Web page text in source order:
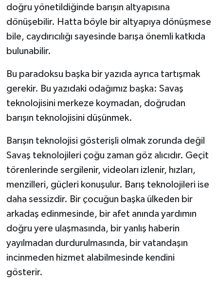
doğru yönetildiğinde barışın altyapısına
dönüşebilir. Hatta böyle bir altyapıya dönüşmese
bile, caydırıcılığı sayesinde barışa önemli katkıda
bulunabilir.
Bu paradoksu başka bir yazıda ayrıca tartışmak
gerekir. Bu yazıdaki odağımız başka: Savaş
teknolojisini merkeze koymadan, doğrudan
barışın teknolojisini düşünmek.
Barışın teknolojisi gösterişli olmak zorunda değil
Savaş teknolojileri çoğu zaman göz alıcıdır. Geçit
törenlerinde sergilenir, videoları izlenir, hızları,
menzilleri, güçleri konuşulur. Barış teknolojileri ise
daha sessizdir. Bir çocuğun başka ülkeden bir
arkadaş edinmesinde, bir afet anında yardımın
doğru yere ulaşmasında, bir yanlış haberin
yayılmadan durdurulmasında, bir vatandaşın
incinmeden hizmet alabilmesinde kendini
gösterir.